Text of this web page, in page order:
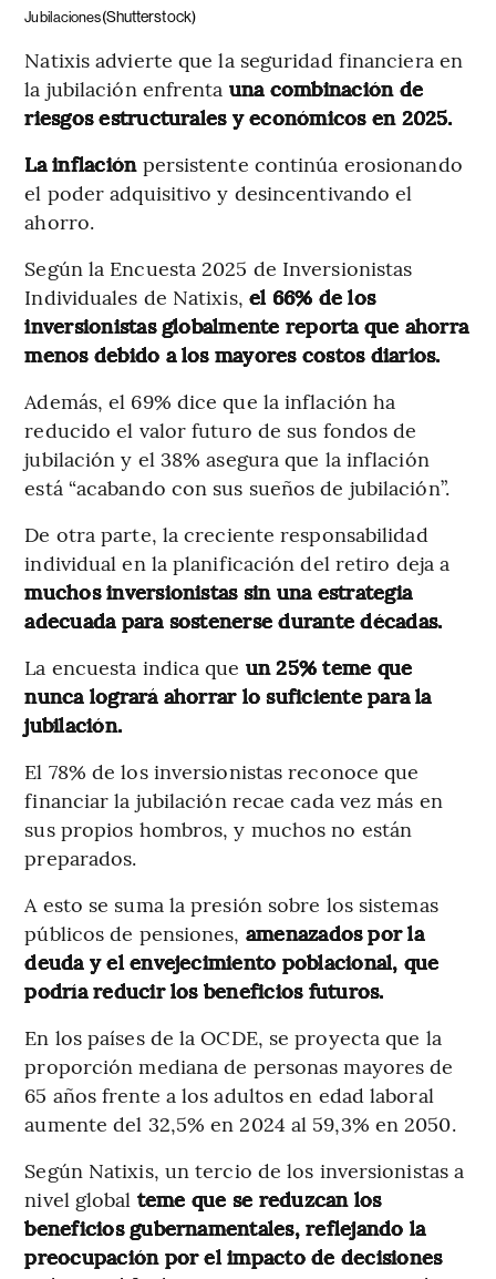
Jubilaciones(Shutterstock)
Natixis advierte que la seguridad financiera en
la jubilación enfrenta una combinación de
riesgos estructurales y económicos en 2025.
La inflación persistente continúa erosionando
el poder adquisitivo y desincentivando el
ahorro.
Según la Encuesta 2025 de Inversionistas
Individuales de Natixis, el 66% de los
inversionistas globalmente reporta que ahorra
menos debido a los mayores costos diarios.
Además, el 69% dice que la inflación ha
reducido el valor futuro de sus fondos de
jubilación y el 38% asegura que la inflación
está “acabando con sus sueños de jubilación”.
De otra parte, la creciente responsabilidad
individual en la planificación del retiro deja a
muchos inversionistas sin una estrategia
adecuada para sostenerse durante décadas.
La encuesta indica que un 25% teme que
nunca logrará ahorrar lo suficiente para la
jubilación.
El 78% de los inversionistas reconoce que
financiar la jubilación recae cada vez más en
sus propios hombros, y muchos no están
preparados.
A esto se suma la presión sobre los sistemas
públicos de pensiones, amenazados por la
deuda y el envejecimiento poblacional, que
podría reducir los beneficios futuros.
En los países de la OCDE, se proyecta que la
proporción mediana de personas mayores de
65 años frente a los adultos en edad laboral
aumente del 32,5% en 2024 al 59,3% en 2050.
Según Natixis, un tercio de los inversionistas a
nivel global teme que se reduzcan los
beneficios gubernamentales, reflejando la
preocupación por el impacto de decisiones